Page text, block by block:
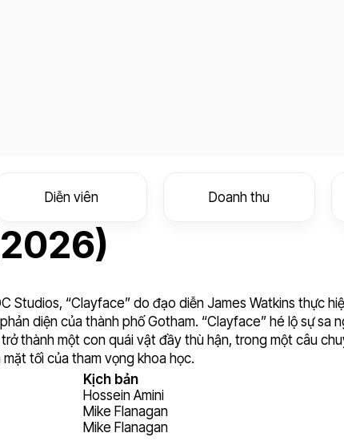
Diễn viên Doanh thu
Studios, “Clayface” do đạo diễn James Watkins thực
diện của thành phố Gotham. “Clayface” hé lộ sự sa
thành một con quái vật đầy thù hận, trong một câu
tối của tham vọng khoa học.
Kịch bản
Hossein Amini
Mike Flanagan
Mike Flanagan